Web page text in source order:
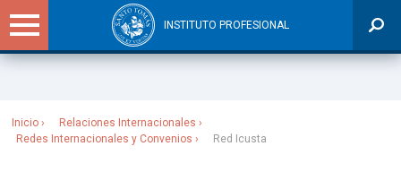
INSTITUTO PROFESIONAL
Inicio
Relaciones Internacionales
Redes Internacionales y Convenios
Red Icusta